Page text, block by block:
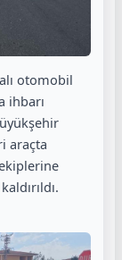
otomobil
ihbarı
araçta
ekiplerine